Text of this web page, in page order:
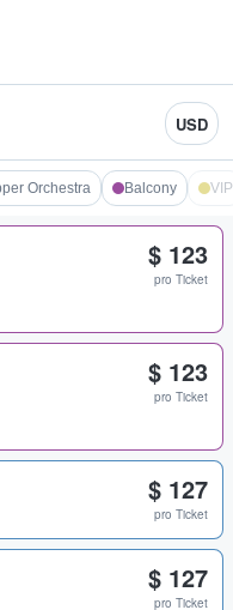
USD
Orchestra Balcony VIP
$ 123
pro Ticket
$ 123
pro Ticket
$ 127
pro Ticket
$ 127
pro Ticket